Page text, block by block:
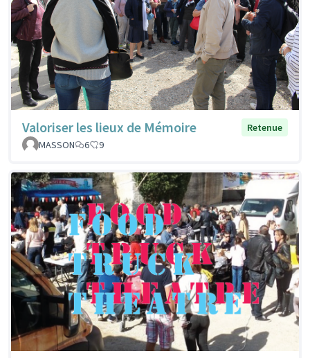
Valoriser les lieux de Mémoire
Retenue
MASSON
6 9